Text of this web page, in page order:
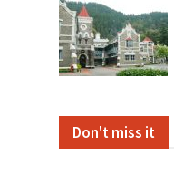
Don't miss it